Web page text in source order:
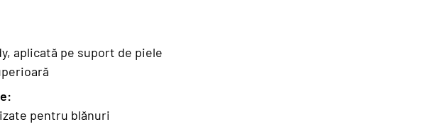
aplicată pe suport de piele
pentru blănuri